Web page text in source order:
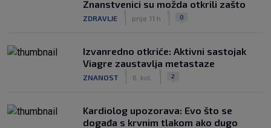
Znanstvenici su možda otkrili zašto
ZDRAVLJE prije 11 h 0
Izvanredno otkriće: Aktivni sastojak
Viagre zaustavlja metastaze
ZNANOST 6. kol. 2
Kardiolog upozorava: Evo što se
događa s krvnim tlakom ako dugo